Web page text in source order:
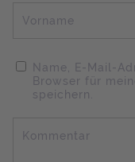
Vorname
Name, E-Mail-
Browser für
speichern.
Kommentar